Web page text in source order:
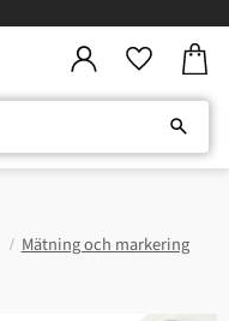
Mätning och markering